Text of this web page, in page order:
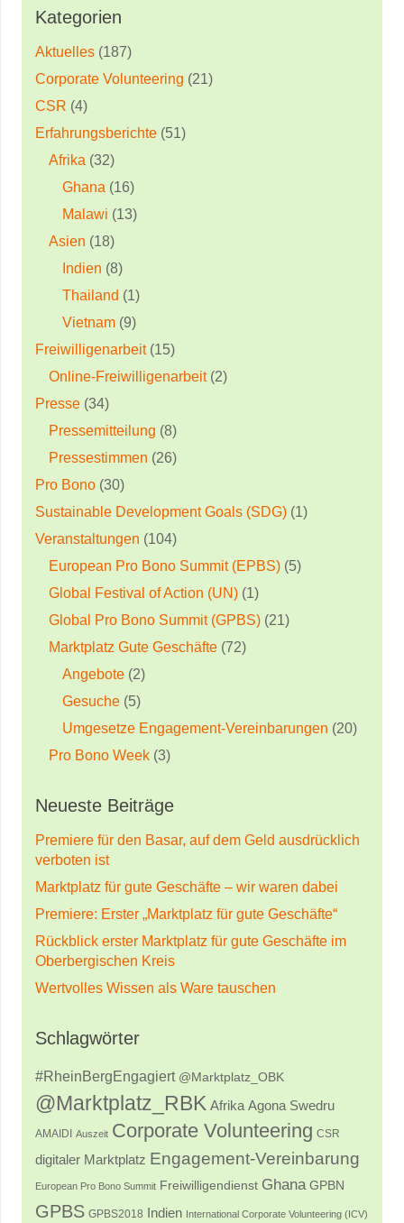
Kategorien
Aktuelles (187)
Corporate Volunteering (21)
CSR (4)
Erfahrungsberichte (51)
Afrika (32)
Ghana (16)
Malawi (13)
Asien (18)
Indien (8)
Thailand (1)
Vietnam (9)
Freiwilligenarbeit(15)
Online-Freiwilligenarbeit(2)
Presse (34)
Pressemitteilung (8)
Pressestimmen (26)
Pro Bono (30)
Sustainable Development Goals (SDG) (1)
Veranstaltungen (104)
European Pro Bono Summit (EPBS) (5)
Global Festival of Action (UN) (1)
Global Pro Bono Summit (GPBS) (21)
Marktplatz Gute Geschäfte (72)
Angebote (2)
Gesuche (5)
Umgesetze Engagement-Vereinbarungen (20)
Pro Bono Week (3)
Neueste Beiträge
Premiere für den Basar, auf dem Geld ausdrücklich
verboten ist
Marktplatz für gute Geschäfte – wir waren dabei
Premiere: Erster „Marktplatz für gute Geschäfte“
Rückblick erster Marktplatz für gute Geschäfte im
Oberbergischen Kreis
Wertvolles Wissen als Ware tauschen
Schlagwörter
#RheinBergEngagiert @Marktplatz_OBK
@Marktplatz_RBK Afrika Agona Swedru
AMAIDI Auszeit Corporate Volunteering CSR
digitaler Marktplatz Engagement-Vereinbarung
European Pro Bono Summit Freiwilligendienst Ghana GPBN
GPBS GPBS2018 Indien International Corporate Volunteering (ICV)